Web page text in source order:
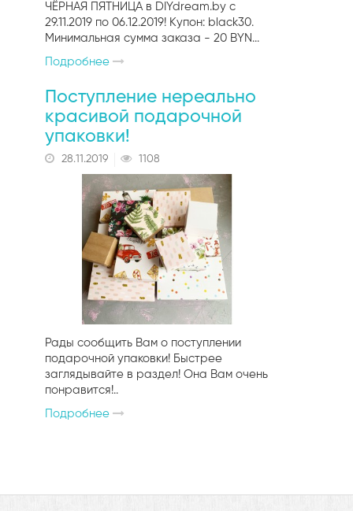
ЧЁРНАЯ ПЯТНИЦА в DIYdream.by c
29.11.2019 по 06.12.2019! Купон: black30.
Минимальная сумма заказа - 20 BYN...
Подробнее
Поступление нереально
красивой подарочной
упаковки!
28.11.2019 1108
Рады сообщить Вам о поступлении
подарочной упаковки! Быстрее
заглядывайте в раздел! Она Вам очень
понравится!..
Подробнее